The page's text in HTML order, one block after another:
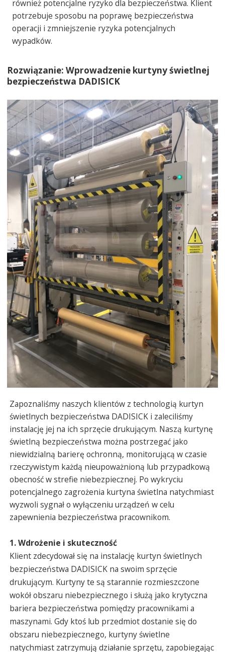
również potencjalne ryzyko dla bezpieczeństwa. Klient
potrzebuje sposobu na poprawę bezpieczeństwa
operacji i zmniejszenie ryzyka potencjalnych
wypadków.
Rozwiązanie: Wprowadzenie kurtyny świetlnej
bezpieczeństwa DADISICK
Zapoznaliśmy naszych klientów z technologią kurtyn
świetlnych bezpieczeństwa DADISICK i zaleciliśmy
instalację jej na ich sprzęcie drukującym. Naszą kurtynę
świetlną bezpieczeństwa można postrzegać jako
niewidzialną barierę ochronną, monitorującą w czasie
rzeczywistym każdą nieupoważnioną lub przypadkową
obecność w strefie niebezpiecznej. Po wykryciu
potencjalnego zagrożenia kurtyna świetlna natychmiast
wyzwoli sygnał o wyłączeniu urządzeń w celu
zapewnienia bezpieczeństwa pracownikom.
1. Wdrożenie i skuteczność
Klient zdecydował się na instalację kurtyn świetlnych
bezpieczeństwa DADISICK na swoim sprzęcie
drukującym. Kurtyny te są starannie rozmieszczone
wokół obszaru niebezpiecznego i służą jako krytyczna
bariera bezpieczeństwa pomiędzy pracownikami a
maszynami. Gdy ktoś lub przedmiot dostanie się do
obszaru niebezpiecznego, kurtyny świetlne
natychmiast zatrzymują działanie sprzętu, zapobiegając